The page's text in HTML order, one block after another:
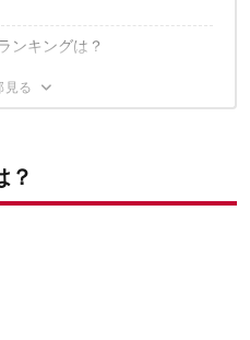
コンパクト
やすい
ンキングは？
？